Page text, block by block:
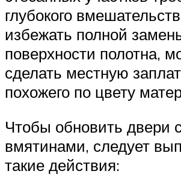
глубокого
избежать полной
поверхности полотна,
сделать местную
похожего по цвету
Чтобы обновить двери
вмятинами, следует
такие действия: